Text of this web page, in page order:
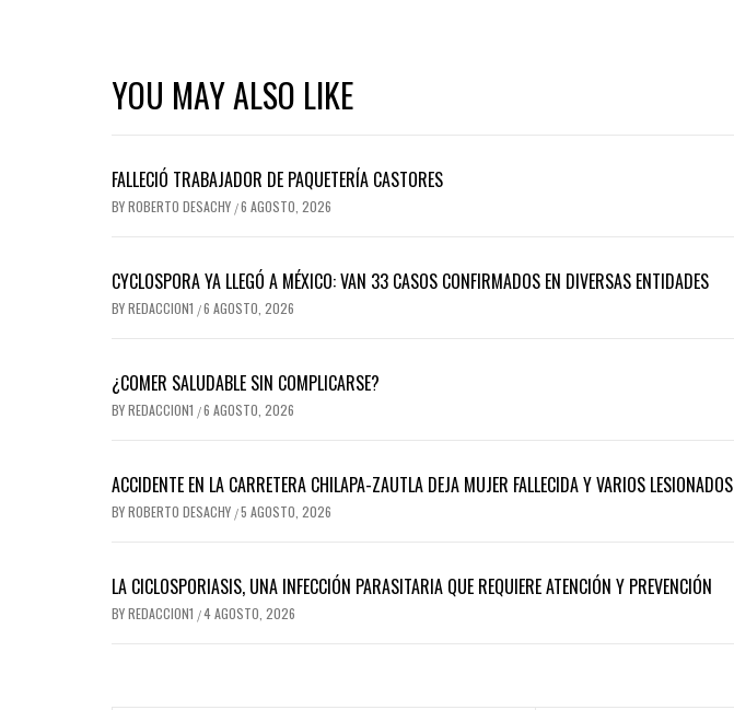
YOU MAY ALSO LIKE
FALLECIÓ TRABAJADOR DE PAQUETERÍA CASTORES
BYROBERTO DESACHY /6 AGOSTO, 2026
CYCLOSPORA YA LLEGÓ A MÉXICO: VAN 33 CASOS CONFIRMADOS EN DIVERSAS ENTIDADES
BYREDACCION1 /6 AGOSTO, 2026
¿COMER SALUDABLE SIN COMPLICARSE?
BYREDACCION1 /6 AGOSTO, 2026
ACCIDENTE EN LA CARRETERA CHILAPA-ZAUTLA DEJA MUJER FALLECIDA Y VARIOS LESIONADOS
BYROBERTO DESACHY /5 AGOSTO, 2026
LA CICLOSPORIASIS, UNA INFECCIÓN PARASITARIA QUE REQUIERE ATENCIÓN Y PREVENCIÓN
BYREDACCION1 /4 AGOSTO, 2026